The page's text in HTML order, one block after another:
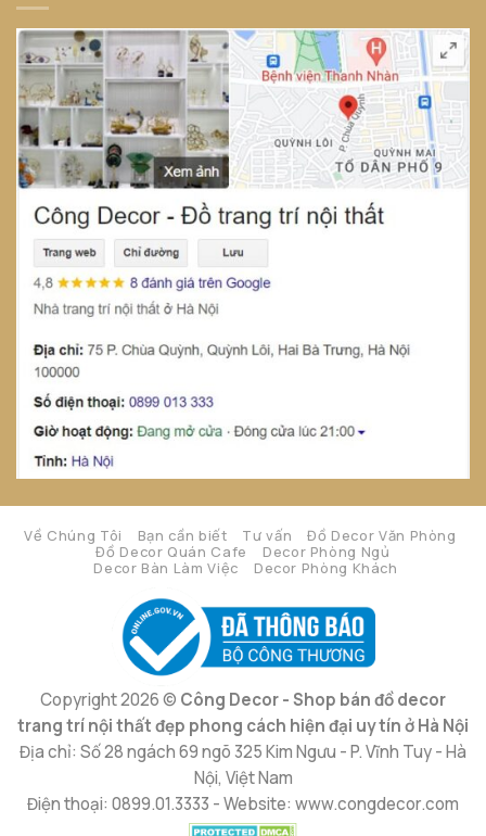
Về Chúng Tôi Bạn cần biết Tư vấn
Đồ Decor Văn Phòng
Đồ Decor Quán Cafe
Decor Phòng Ngủ
Decor Bàn Làm Việc
Decor Phòng Khách
Copyright 2026 © Công Decor - Shop bán đồ decor
trang trí nội thất đẹp phong cách hiện đại uy tín ở Hà Nội
Địa chỉ: Số 28 ngách 69 ngõ 325 Kim Ngưu - P. Vĩnh Tuy - Hà
Nội, Việt Nam
Điện thoại: 0899.01.3333 - Website: www.congdecor.com